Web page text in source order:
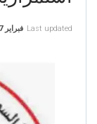
Last updated فبراير 27, 2020